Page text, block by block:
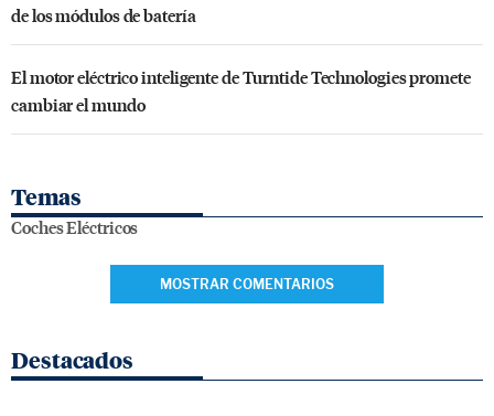
de los módulos de batería
El motor eléctrico inteligente de Turntide Technologies promete
cambiar el mundo
Temas
Coches Eléctricos
MOSTRAR COMENTARIOS
Destacados